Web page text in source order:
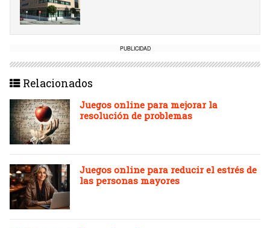
PUBLICIDAD
Relacionados
Juegos online para mejorar la
resolución de problemas
Juegos online para reducir el estrés de
las personas mayores